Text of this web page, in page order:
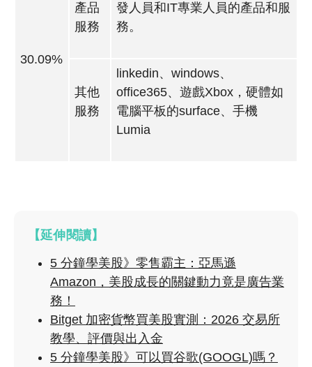
30.09%
產品
服務
發人員和IT專業人員的產品和服
務。
其他
服務
linkedin、windows、
office365、遊戲Xbox，硬體如
電腦平板的surface、手機
Lumia
【延伸閱讀】
5 分鐘學美股》零售霸主：亞馬遜
Amazon，美股成長的關鍵動力竟是廣告業
務！
Bitget 加密貨幣買美股實測：2026 交易所
教學、評價與出入金
5 分鐘學美股》可以買谷歌(GOOGL)嗎？